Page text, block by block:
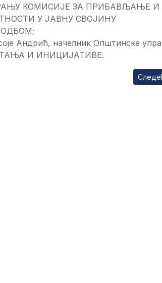
КОМИСИЈЕ ЗА ПРИБАВЉАЊЕ И
У ЈАВНУ СВОЈИНУ
Андрић, начелник Општинске
И ИНИЦИЈАТИВЕ.
председника општине Рашка Игњата